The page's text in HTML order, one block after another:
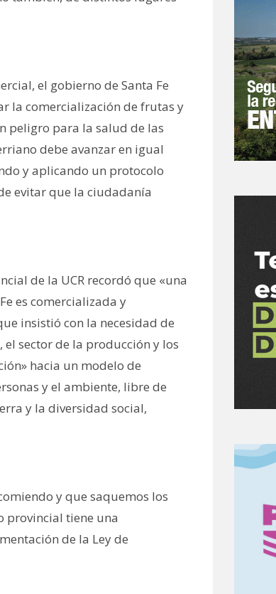
el gobierno de Santa Fe
la comercialización de frutas y
peligro para la salud de las
debe avanzar en igual
y aplicando un protocolo
evitar que la ciudadanía
de la UCR recordó que «una
es comercializada y
insistió con la necesidad de
sector de la producción y los
hacia un modelo de
y el ambiente, libre de
y la diversidad social,
y que saquemos los
provincial tiene una
de la Ley de